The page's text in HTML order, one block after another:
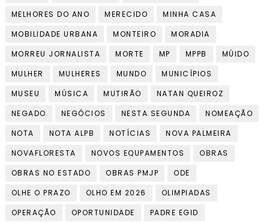
MELHORES DO ANO
MERECIDO
MINHA CASA
MOBILIDADE URBANA
MONTEIRO
MORADIA
MORREU JORNALISTA
MORTE MP MPPB
MÚIDO
MULHER
MULHERES MUNDO
MUNICÍPIOS
MUSEU
MÚSICA MUTIRÃO
NATAN QUEIROZ
NEGADO
NEGÓCIOS NESTA SEGUNDA
NOMEAÇÃO
NOTA
NOTA ALPB NOTÍCIAS
NOVA PALMEIRA
NOVAFLORESTA
NOVOS EQUPAMENTOS
OBRAS
OBRAS NO ESTADO
OBRAS PMJP
ODE
OLHE O PRAZO
OLHO EM 2026
OLIMPIADAS
OPERAÇÃO
OPORTUNIDADE
PADRE EGID